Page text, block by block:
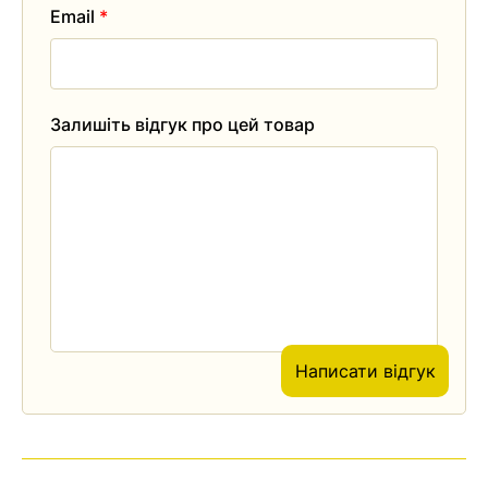
Залишіть відгук про цей товар
Email *
Написати відгук